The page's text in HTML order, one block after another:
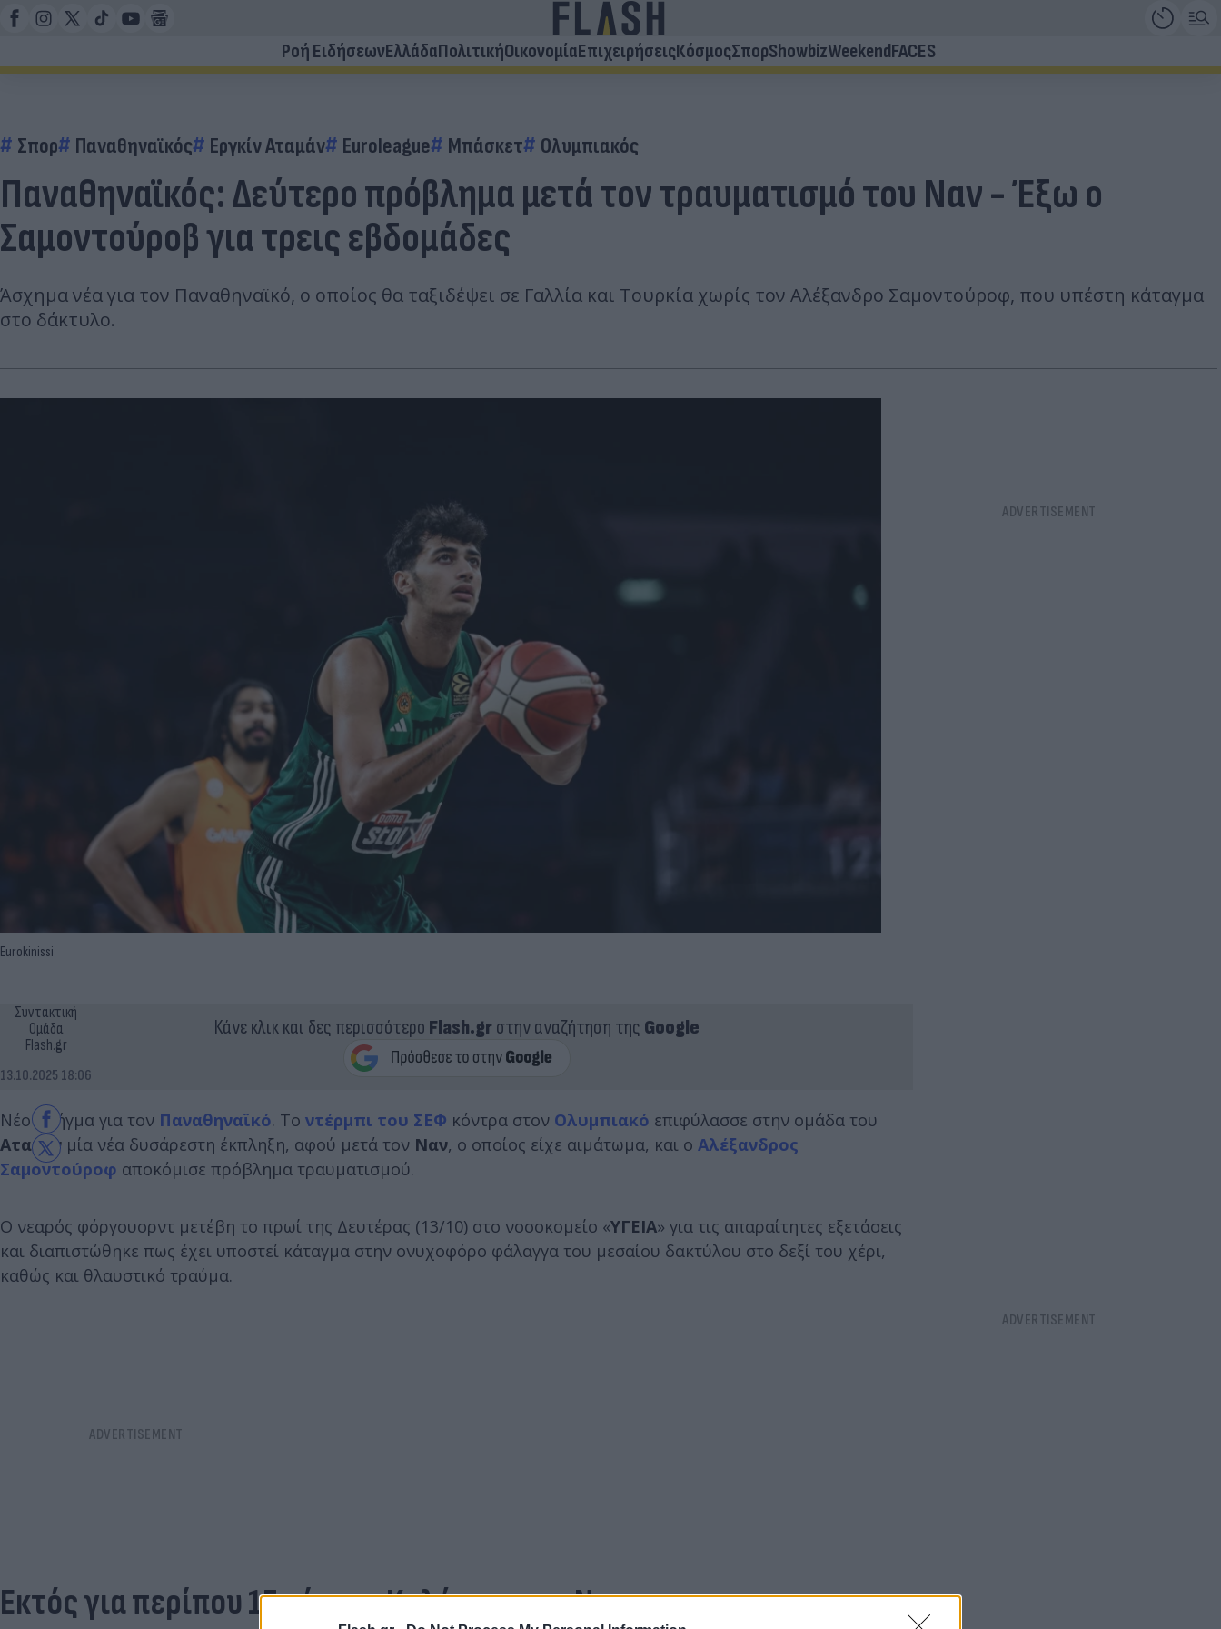
Ροή ΕιδήσεωνΕλλάδαΠολιτικήΟικονομίαΕπιχειρήσειςΚόσμοςΣπορShowbizWeekendFACES
Σπορ Παναθηναϊκός Εργκίν Αταμάν Euroleague Μπάσκετ Ολυμπιακός
Παναθηναϊκός: Δεύτερο πρόβλημα μετά τον τραυματισμό του Ναν - Έξω ο
Σαμοντούροβ για τρεις εβδομάδες
Άσχημα νέα για τον Παναθηναϊκό, ο οποίος θα ταξιδέψει σε Γαλλία και Τουρκία χωρίς τον Αλέξανδρο Σαμοντούροφ, που υπέστη κάταγμα
στο δάκτυλο.
Eurokinissi
Συντακτική
Ομάδα
Flash.gr
13.10.2025 18:06
Κάνε κλικ και δες περισσότερο Flash.grστην αναζήτηση της Google
Νέο πλήγμα για τον Παναθηναϊκό. Το ντέρμπι του ΣΕΦ κόντρα στον Ολυμπιακό επιφύλασσε στην ομάδα του
Αταμάν μία νέα δυσάρεστη έκπληξη, αφού μετά τον Ναν, ο οποίος είχε αιμάτωμα, και ο Αλέξανδρος
Σαμοντούροφ αποκόμισε πρόβλημα τραυματισμού.
Ο νεαρός φόργουορντ μετέβη το πρωί της Δευτέρας (13/10) στο νοσοκομείο «ΥΓΕΙΑ» για τις απαραίτητες εξετάσεις
και διαπιστώθηκε πως έχει υποστεί κάταγμα στην ονυχοφόρο φάλαγγα του μεσαίου δακτύλου στο δεξί του χέρι,
καθώς και θλαυστικό τραύμα.
Εκτός για περίπου 15 μέρες - Καλύτερα του Ναν